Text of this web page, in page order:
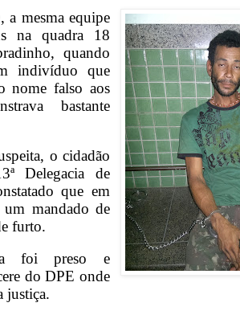
a mesma equipe
na quadra 18
quando
indivíduo que
nome falso aos
bastante
o cidadão
Delegacia de
que em
mandado de
furto.
foi preso e
do DPE onde
justiça.